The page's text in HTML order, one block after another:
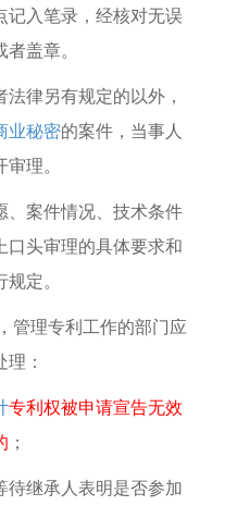
记入笔录，经核对无误
盖章。
律另有规定的以外，
业秘密的案件，当事人
理。
、案件情况、技术条件
口头审理的具体要求和
定。
管理专利工作的部门应
：
专利权被申请宣告无效
；
待继承人表明是否参加